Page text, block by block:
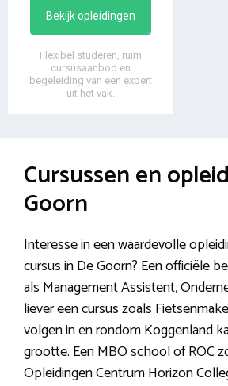
Bekijk opleidingen
Flexibel studeren, ruim
cursusaanbod en
begeleiding van een expert
uit het vak.
Cursussen en
Goorn
Interesse in een waardevolle
cursus in De Goorn? Een officiële
als Management Assistent,
liever een cursus zoals
volgen in en rondom Koggenland
grootte. Een MBO school of ROC
Opleidingen Centrum Horizon